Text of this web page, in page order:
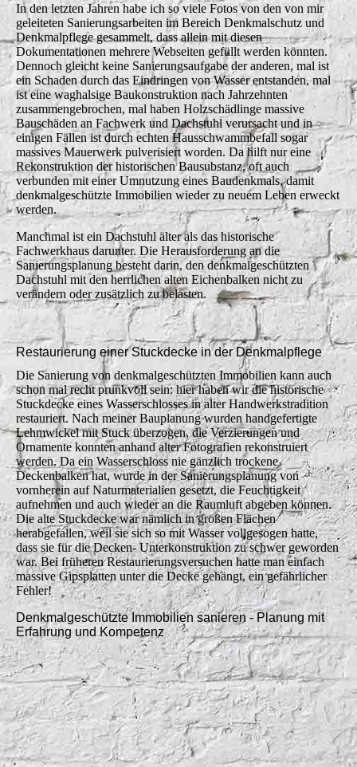
In den letzten Jahren habe ich so viele Fotos von den von mir
geleiteten Sanierungsarbeiten im Bereich Denkmalschutz und
Denkmalpflege gesammelt, dass allein mit diesen
Dokumentationen mehrere Webseiten gefüllt werden könnten.
Dennoch gleicht keine Sanierungsaufgabe der anderen, mal ist
ein Schaden durch das Eindringen von Wasser entstanden, mal
ist eine waghalsige Baukonstruktion nach Jahrzehnten
zusammengebrochen, mal haben Holzschädlinge massive
Bauschäden an Fachwerk und Dachstuhl verursacht und in
einigen Fällen ist durch echten Hausschwammbefall sogar
massives Mauerwerk pulverisiert worden. Da hilft nur eine
Rekonstruktion der historischen Bausubstanz, oft auch
verbunden mit einer Umnutzung eines Baudenkmals, damit
denkmalgeschützte Immobilien wieder zu neuem Leben erweckt
werden.
Manchmal ist ein Dachstuhl älter als das historische
Fachwerkhaus darunter. Die Herausforderung an die
Sanierungsplanung besteht darin, den denkmalgeschützten
Dachstuhl mit den herrlichen alten Eichenbalken nicht zu
verändern oder zusätzlich zu belasten.
Restaurierung einer Stuckdecke in der Denkmalpflege
Die Sanierung von denkmalgeschützten Immobilien kann auch
schon mal recht prunkvoll sein: hier haben wir die historische
Stuckdecke eines Wasserschlosses in alter Handwerkstradition
restauriert. Nach meiner Bauplanung wurden handgefertigte
Lehmwickel mit Stuck überzogen, die Verzierungen und
Ornamente konnten anhand alter Fotografien rekonstruiert
werden. Da ein Wasserschloss nie gänzlich trockene
Deckenbalken hat, wurde in der Sanierungsplanung von
vornherein auf Naturmaterialien gesetzt, die Feuchtigkeit
aufnehmen und auch wieder an die Raumluft abgeben können.
Die alte Stuckdecke war nämlich in großen Flächen
herabgefallen, weil sie sich so mit Wasser vollgesogen hatte,
dass sie für die Decken- Unterkonstruktion zu schwer geworden
war. Bei früheren Restaurierungsversuchen hatte man einfach
massive Gipsplatten unter die Decke gehängt, ein gefährlicher
Fehler!
Denkmalgeschützte Immobilien sanieren - Planung mit
Erfahrung und Kompetenz